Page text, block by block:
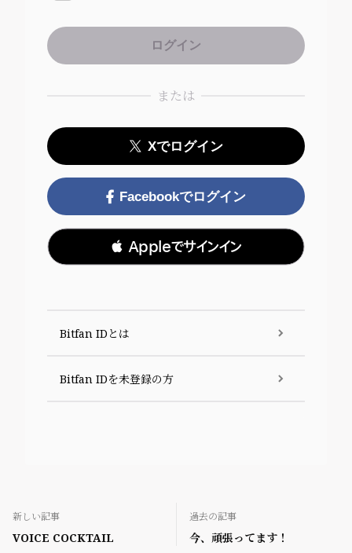
または
Xでログイン
Facebookでログイン
 Appleでサインイン
Bitfan IDとは
Bitfan IDを未登録の方
新しい記事
VOICE COCKTAIL
過去の記事
今、頑張ってます！